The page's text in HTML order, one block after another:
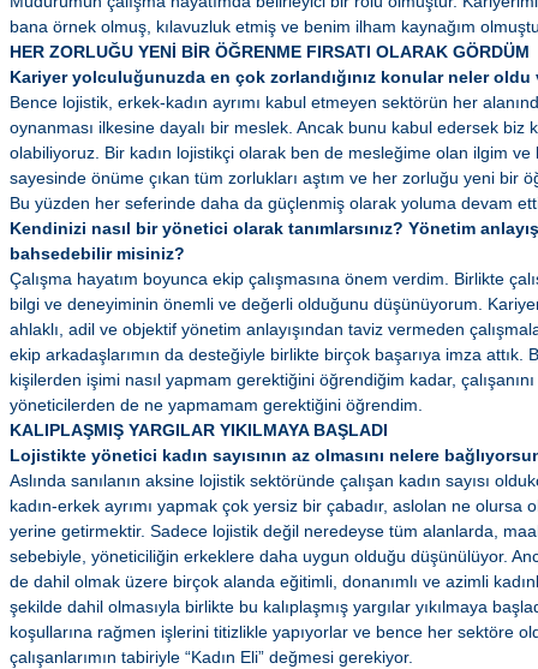
bana örnek olmuş, kılavuzluk etmiş ve benim ilham kaynağım
HER ZORLUĞU YENİ BİR ÖĞRENME FIRSATI OLARAK GÖRDÜM
Kariyer yolculuğunuzda en çok zorlandığınız konular neler oldu
Bence lojistik, erkek-kadın ayrımı kabul etmeyen sektörün her
oynanması ilkesine dayalı bir meslek. Ancak bunu kabul edersek biz
olabiliyoruz. Bir kadın lojistikçi olarak ben de mesleğime olan ilgim ve
sayesinde önüme çıkan tüm zorlukları aştım ve her zorluğu yeni bir
Bu yüzden her seferinde daha da güçlenmiş olarak yoluma devam
Kendinizi nasıl bir yönetici olarak tanımlarsınız? Yönetim
bahsedebilir misiniz?
Çalışma hayatım boyunca ekip çalışmasına önem verdim. Birlikte
bilgi ve deneyiminin önemli ve değerli olduğunu düşünüyorum.
ahlaklı, adil ve objektif yönetim anlayışından taviz vermeden
ekip arkadaşlarımın da desteğiyle birlikte birçok başarıya imza attık.
kişilerden işimi nasıl yapmam gerektiğini öğrendiğim kadar,
yöneticilerden de ne yapmamam gerektiğini öğrendim.
KALIPLAŞMIŞ YARGILAR YIKILMAYA BAŞLADI
Lojistikte yönetici kadın sayısının az olmasını nelere
Aslında sanılanın aksine lojistik sektöründe çalışan kadın sayısı
kadın-erkek ayrımı yapmak çok yersiz bir çabadır, aslolan ne olursa
yerine getirmektir. Sadece lojistik değil neredeyse tüm alanlarda,
sebebiyle, yöneticiliğin erkeklere daha uygun olduğu düşünülüyor.
de dahil olmak üzere birçok alanda eğitimli, donanımlı ve azimli
şekilde dahil olmasıyla birlikte bu kalıplaşmış yargılar yıkılmaya
koşullarına rağmen işlerini titizlikle yapıyorlar ve bence her sektöre
çalışanlarımın tabiriyle “Kadın Eli” değmesi gerekiyor.